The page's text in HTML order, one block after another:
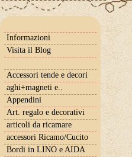
Informazioni
Visita il Blog
Accessori tende e decori
aghi+magneti e..
Appendini
Art. regalo e decorativi
articoli da ricamare
accessori Ricamo/Cucito
Bordi in LINO e AIDA